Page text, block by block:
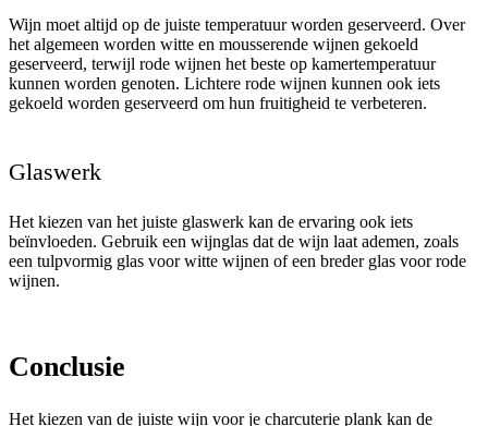
Wijn moet altijd op de juiste temperatuur worden geserveerd. Over
het algemeen worden witte en mousserende wijnen gekoeld
geserveerd, terwijl rode wijnen het beste op kamertemperatuur
kunnen worden genoten. Lichtere rode wijnen kunnen ook iets
gekoeld worden geserveerd om hun fruitigheid te verbeteren.
Glaswerk
Het kiezen van het juiste glaswerk kan de ervaring ook iets
beïnvloeden. Gebruik een wijnglas dat de wijn laat ademen, zoals
een tulpvormig glas voor witte wijnen of een breder glas voor rode
wijnen.
Conclusie
Het kiezen van de juiste wijn voor je charcuterie plank kan de